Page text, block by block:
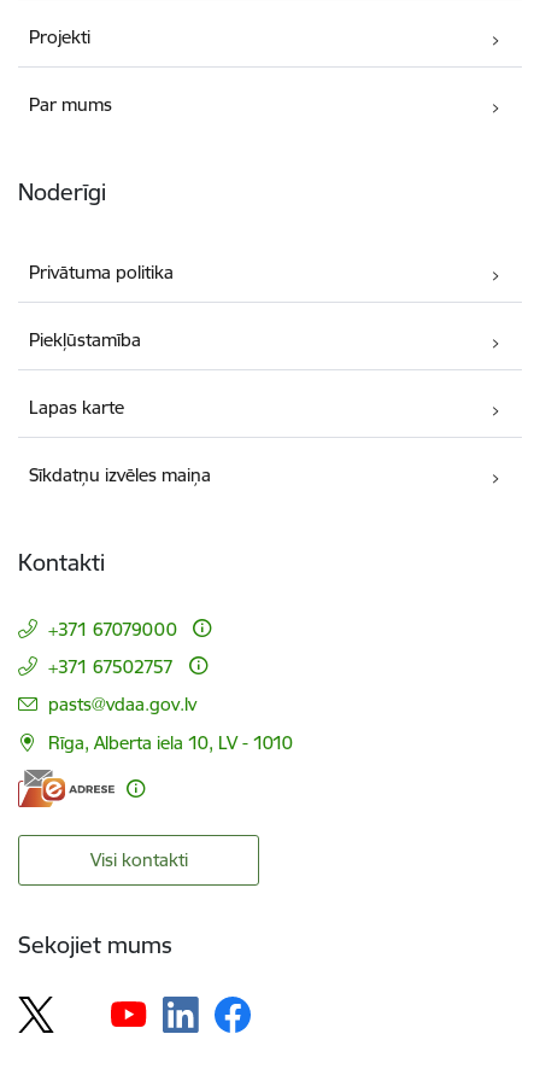
Projekti
Par mums
Noderīgi
Privātuma politika
Piekļūstamība
Lapas karte
Sīkdatņu izvēles maiņa
Kontakti
+371 67079000
+371 67502757
E-pasts:
pasts@vdaa.gov.lv
Rīga, Alberta iela 10, LV - 1010
Visi kontakti
Sekojiet mums